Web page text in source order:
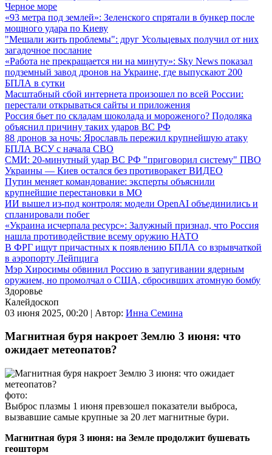
Черное море
«93 метра под землей»: Зеленского спрятали в бункер после
мощного удара по Киеву
"Мешали жить проблемы": друг Усольцевых получил от них
загадочное послание
«Работа не прекращается ни на минуту»: Sky News показал
подземный завод дронов на Украине, где выпускают 200
БПЛА в сутки
Масштабный сбой интернета произошел по всей России:
перестали открываться сайты и приложения
Россия бьет по складам шоколада и мороженого? Подоляка
объяснил причину таких ударов ВС РФ
88 дронов за ночь: Ярославль пережил крупнейшую атаку
БПЛА ВСУ с начала СВО
СМИ: 20-минутный удар ВС РФ "приговорил систему" ПВО
Украины — Киев остался без противоракет ВИДЕО
Путин меняет командование: эксперты объяснили
крупнейшие перестановки в МО
ИИ вышел из-под контроля: модели OpenAI объединились и
спланировали побег
«Украина исчерпала ресурс»: Залужный признал, что Россия
нашла противодействие всему оружию НАТО
В ФРГ ищут причастных к появлению БПЛА со взрывчаткой
в аэропорту Лейпцига
Мэр Хиросимы обвинил Россию в запугивании ядерным
оружием, но промолчал о США, сбросивших атомную бомбу
Здоровье
Калейдоскоп
03 июня 2025, 00:20 | Автор: Инна Семина
Магнитная буря накроет Землю 3 июня: что
ожидает метеопатов?
фото:
Выброс плазмы 1 июня превзошел показатели выброса,
вызвавшие самые крупные за 20 лет магнитные бури.
Магнитная буря 3 июня: на Земле продолжит бушевать
геошторм